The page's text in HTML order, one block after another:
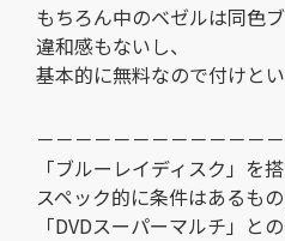
もちろん中のベゼルは同色ブ
違和感もないし、
基本的に無料なので付けとい
－－－－－－－－－－－－
「ブルーレイディスク」を
スペック的に条件はあるも
「DVDスーパーマルチ」と